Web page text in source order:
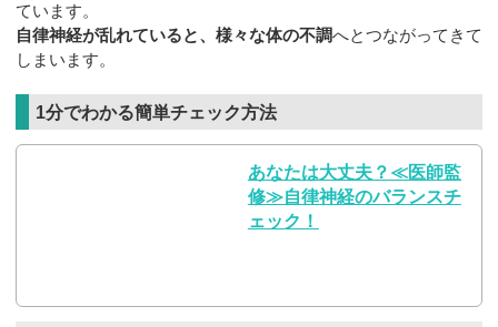
ています。
自律神経が乱れていると、様々な体の不調へとつながってきて
しまいます。
1分でわかる簡単チェック方法
あなたは大丈夫？≪医師監
修≫自律神経のバランスチ
ェック！